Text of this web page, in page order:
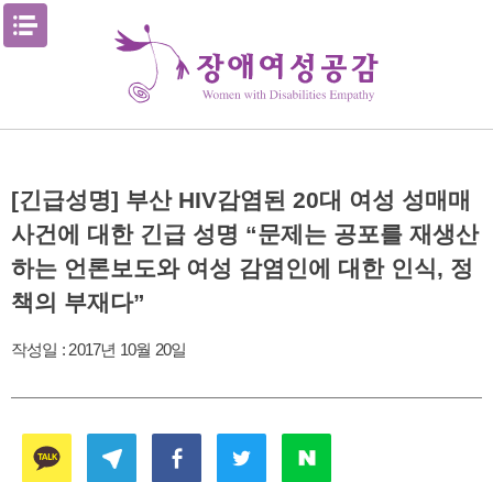
Skip
[긴급성명] 부산 HIV감염된 20대 여성 성매매
사건에 대한 긴급 성명 “문제는 공포를 재생산
하는 언론보도와 여성 감염인에 대한 인식, 정
책의 부재다”
작성일 : 2017년 10월 20일